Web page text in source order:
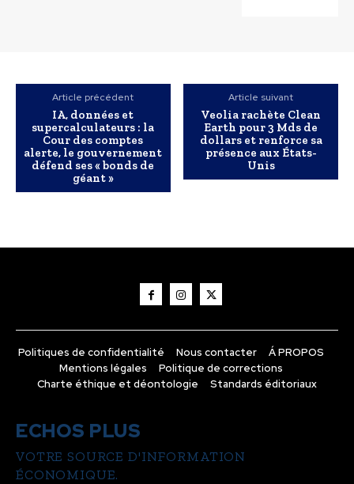
Article précédent
IA, données et
supercalculateurs : la
Cour des comptes
alerte, le gouvernement
défend ses « bonds de
géant »
Article suivant
Veolia rachète Clean
Earth pour 3 Mds de
dollars et renforce sa
présence aux États-
Unis
Politiques de confidentialité Nous contacter
Á PROPOS
Mentions légales
Politique de corrections
Charte éthique et déontologie
Standards éditoriaux
ECHOS PLUS
VOTRE SOURCE D'INFORMATION
ÉCONOMIQUE.